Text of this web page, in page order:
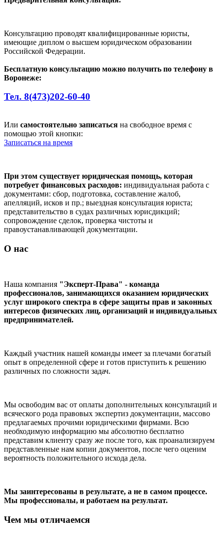
Консультацию проводят квалифицированные юристы,
имеющие диплом о высшем юридическом образовании
Российской Федерации.
Бесплатную консультацию можно получить по телефону в
Воронеже:
Тел. 8(473)202-60-40
Или самостоятельно записаться на свободное время с
помощью этой кнопки:
Записаться на время
При этом существует юридическая помощь, которая
потребует финансовых расходов: индивидуальная работа с
документами: сбор, подготовка, составление жалоб,
апелляций, исков и пр.; выездная консультация юриста;
представительство в судах различных юрисдикций;
сопровождение сделок, проверка чистоты и
правоустанавливающей документации.
О нас
Наша компания "Эксперт-Права" - команда
профессионалов, занимающихся оказанием юридических
услуг широкого спектра в сфере защиты прав и законных
интересов физических лиц, организаций и индивидуальных
предпринимателей.
Каждый участник нашей команды имеет за плечами богатый
опыт в определенной сфере и готов приступить к решению
различных по сложности задач.
Мы освободим вас от оплаты дополнительных консультаций и
всяческого рода правовых экспертиз документации, массово
предлагаемых прочими юридическими фирмами. Всю
необходимую информацию мы абсолютно бесплатно
представим клиенту сразу же после того, как проанализируем
представленные нам копии документов, после чего оценим
вероятность положительного исхода дела.
Мы заинтересованы в результате, а не в самом процессе.
Мы профессионалы, и работаем на результат.
Чем мы отличаемся